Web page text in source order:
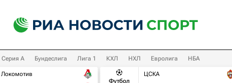
Серия А Бундеслига Лига 1 КХЛ НХЛ Евролига НБА
Локомотив
Футбол
ЦСКА